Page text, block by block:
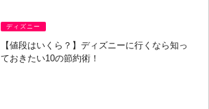
ディズニー
【値段はいくら？】ディズニーに行くなら知っ
ておきたい10の節約術！